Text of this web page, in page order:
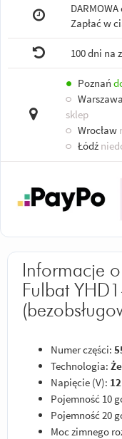
Zapłać w
100 dni na
● Poznań
○
sklep
○ Wrocław
○ Łódź
Informacje
Fulbat
Numer części:
Technologia:
Napięcie (V): 12
Pojemność 10
Pojemność 20
Moc zimnego